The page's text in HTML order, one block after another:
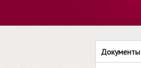
Документы